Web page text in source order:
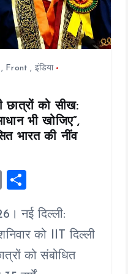
, Front , इंडिया
छात्रों को सीख:
भी खोजिए”,
भारत की नींव
C
p
y
Li
a
re
नई दिल्ली:
को IIT दिल्ली
को संबोधित